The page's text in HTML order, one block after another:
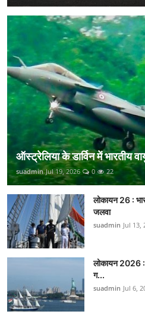
ऑस्ट्रेलिया के डार्विन में भारतीय
suadmin Jul 19, 2026 0 22
लोकायन 26 :
जलवा
suadmin Jul 13,
लोकायन 2026 :
ग...
suadmin Jul 6,